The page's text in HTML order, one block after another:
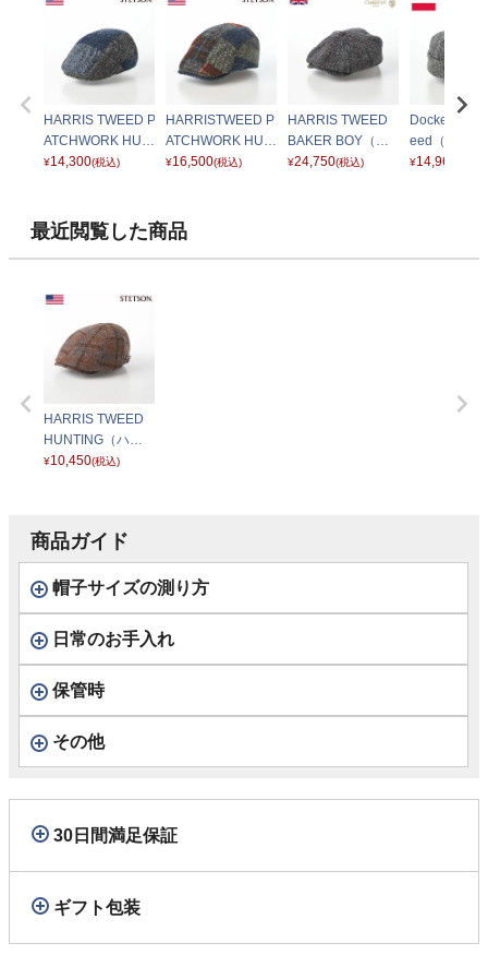
HARRIS TWEED P
ATCHWORK HUN
TING（ハリスツイ
7 ネイビー
¥14,300(税込)
HARRISTWEED P
ATCHWORK HUN
TING（ハリスツイ
90 ブラウン
¥16,500(税込)
HARRIS TWEED
BAKER BOY（ハ
リスツイード ベイ
¥24,750(税込)
Dockers
eed（ドッカ
ハリスツイ
¥14,960
最近閲覧した商品
HARRIS TWEED
HUNTING（ハリ
スツイード ハンチ
¥10,450(税込)
商品ガイド
帽子サイズの測り方
日常のお手入れ
保管時
その他
30日間満足保証
ギフト包装